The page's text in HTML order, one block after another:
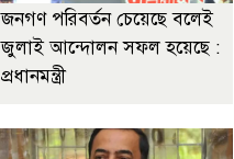
জনগণ পরিবর্তন চেয়েছে বলেই
জুলাই আন্দোলন সফল হয়েছে :
প্রধানমন্ত্রী